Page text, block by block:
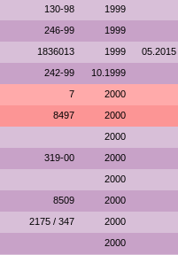
130-98 1999
246-99 1999
1836013 1999 05.2015
242-99 10.1999
7 2000
8497 2000
2000
319-00 2000
2000
8509 2000
2175 / 347 2000
2000